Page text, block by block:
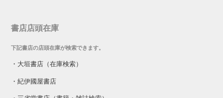
書店店頭在庫
下記書店の店頭在庫が検索できます。
・ 大垣書店（在庫検索）
・紀伊國屋書店